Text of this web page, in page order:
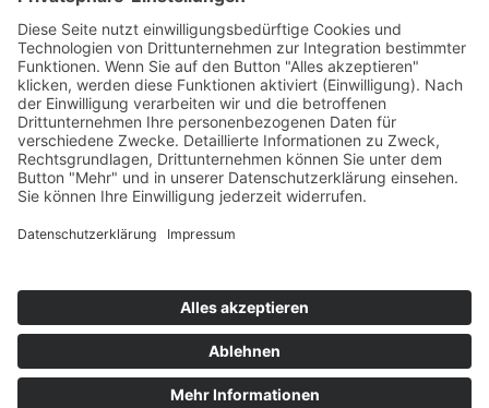
18 Tage ab Delhi/bis Kalkutta
ab 5.085,— €
Kontakt Newsletter AGB Datenschutz
Cookie Einstellungen